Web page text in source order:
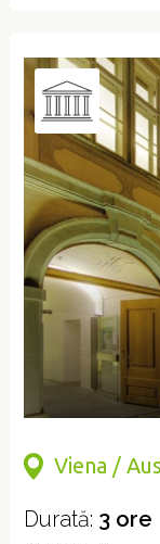
Viena /
Durată: 3 ore